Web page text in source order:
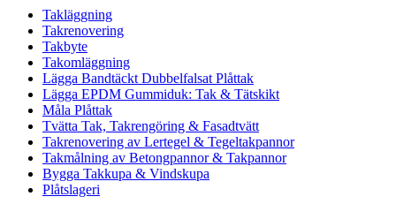
Takläggning
Takrenovering
Takbyte
Takomläggning
Lägga Bandtäckt Dubbelfalsat Plåttak
Lägga EPDM Gummiduk: Tak & Tätskikt
Måla Plåttak
Tvätta Tak, Takrengöring & Fasadtvätt
Takrenovering av Lertegel & Tegeltakpannor
Takmålning av Betongpannor & Takpannor
Bygga Takkupa & Vindskupa
Plåtslageri